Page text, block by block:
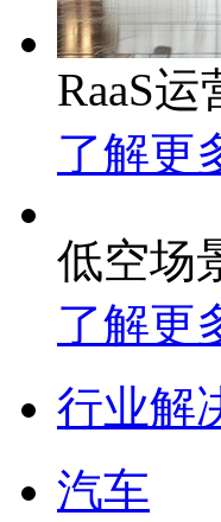
RaaS
了解更
低空场
了解更
行业解
汽车